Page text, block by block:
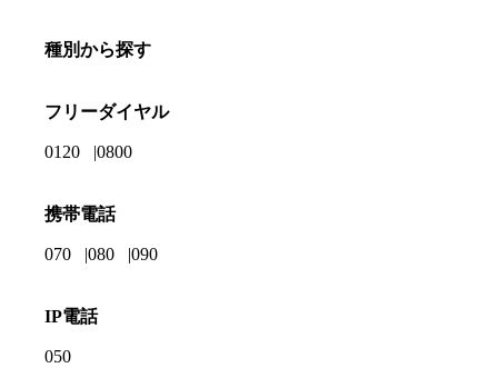
種別から探す
フリーダイヤル
0120 0800
携帯電話
070 080 090
IP電話
050